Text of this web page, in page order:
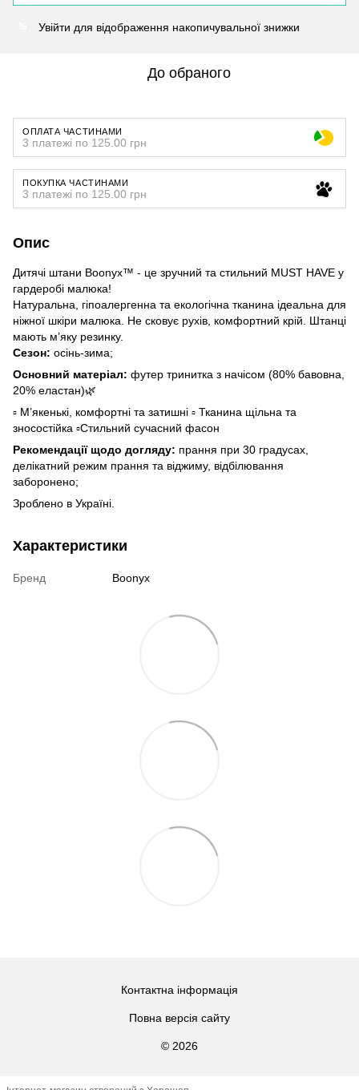
Увійти для відображення накопичувальної знижки
До обраного
ОПЛАТА ЧАСТИНАМИ
3 платежі по 125.00 грн
ПОКУПКА ЧАСТИНАМИ
3 платежі по 125.00 грн
Опис
Дитячі штани Boonyx™ - це зручний та стильний MUST HAVE у
гардеробі малюка!
Натуральна, гіпоалергенна та екологічна тканина ідеальна для
ніжної шкіри малюка. Не сковує рухів, комфортний крій. Штанці
мають м’яку резинку.
Сезон: осінь-зима;
Основний матеріал: футер тринитка з начісом (80% бавовна,
20% еластан)🌿
▫️ М’якенькі, комфортні та затишні ▫️ Тканина щільна та
зносостійка ▫️Стильний сучасний фасон
Рекомендації щодо догляду: прання при 30 градусах,
делікатний режим прання та віджиму, відбілювання
заборонено;
Зроблено в Україні.
Характеристики
Бренд Boonyx
Контактна інформація
Повна версія сайту
© 2026